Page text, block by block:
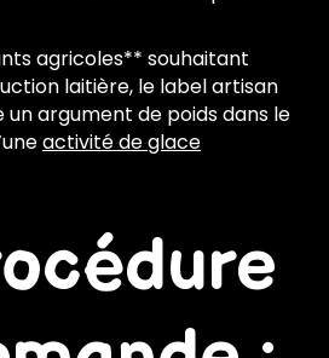
agricoles** souhaitant
laitière, le label artisan
argument de poids dans le
activité de glace